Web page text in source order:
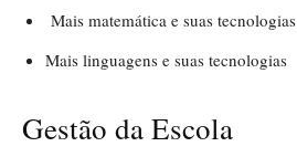
Mais matemática e suas tecnologias
Mais linguagens e suas tecnologias
Gestão da Escola